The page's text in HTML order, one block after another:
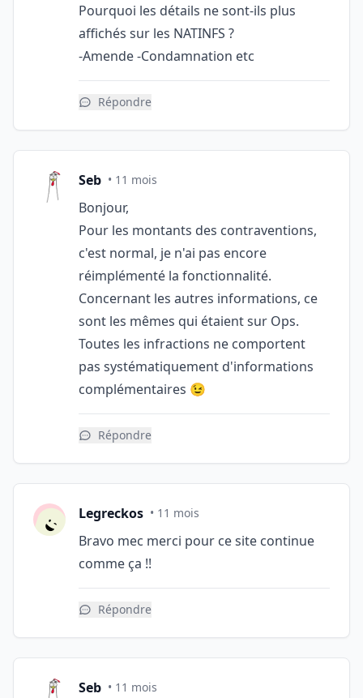
Pourquoi les détails ne sont-ils plus
affichés sur les NATINFS ?
-Amende -Condamnation etc
Répondre
Seb • 11 mois
Bonjour,
Pour les montants des contraventions,
c'est normal, je n'ai pas encore
réimplémenté la fonctionnalité.
Concernant les autres informations, ce
sont les mêmes qui étaient sur Ops.
Toutes les infractions ne comportent
pas systématiquement d'informations
complémentaires 😉
Répondre
Legreckos • 11 mois
Bravo mec merci pour ce site continue
comme ça !!
Répondre
Seb • 11 mois